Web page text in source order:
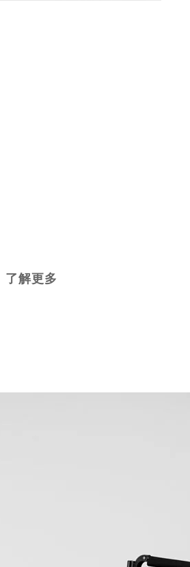
了解更多